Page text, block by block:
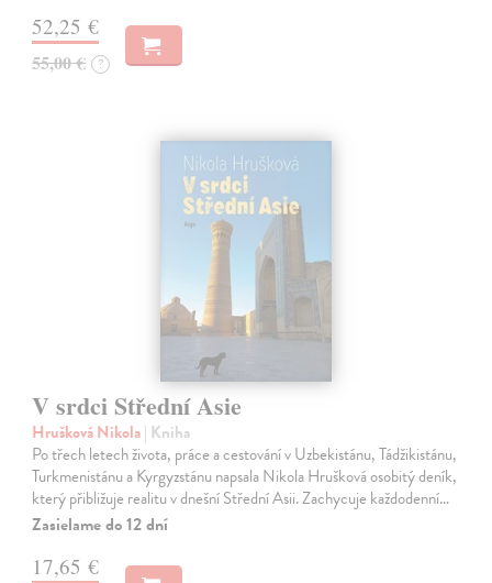
52,25 €
55,00 € ?
V srdci Střední Asie
Hrušková Nikola| Kniha
Po třech letech života, práce a cestování v Uzbekistánu, Tádžikistánu,
Turkmenistánu a Kyrgyzstánu napsala Nikola Hrušková osobitý deník,
který přibližuje realitu v dnešní Střední Asii. Zachycuje každodenní…
Zasielame do 12 dní
17,65 €